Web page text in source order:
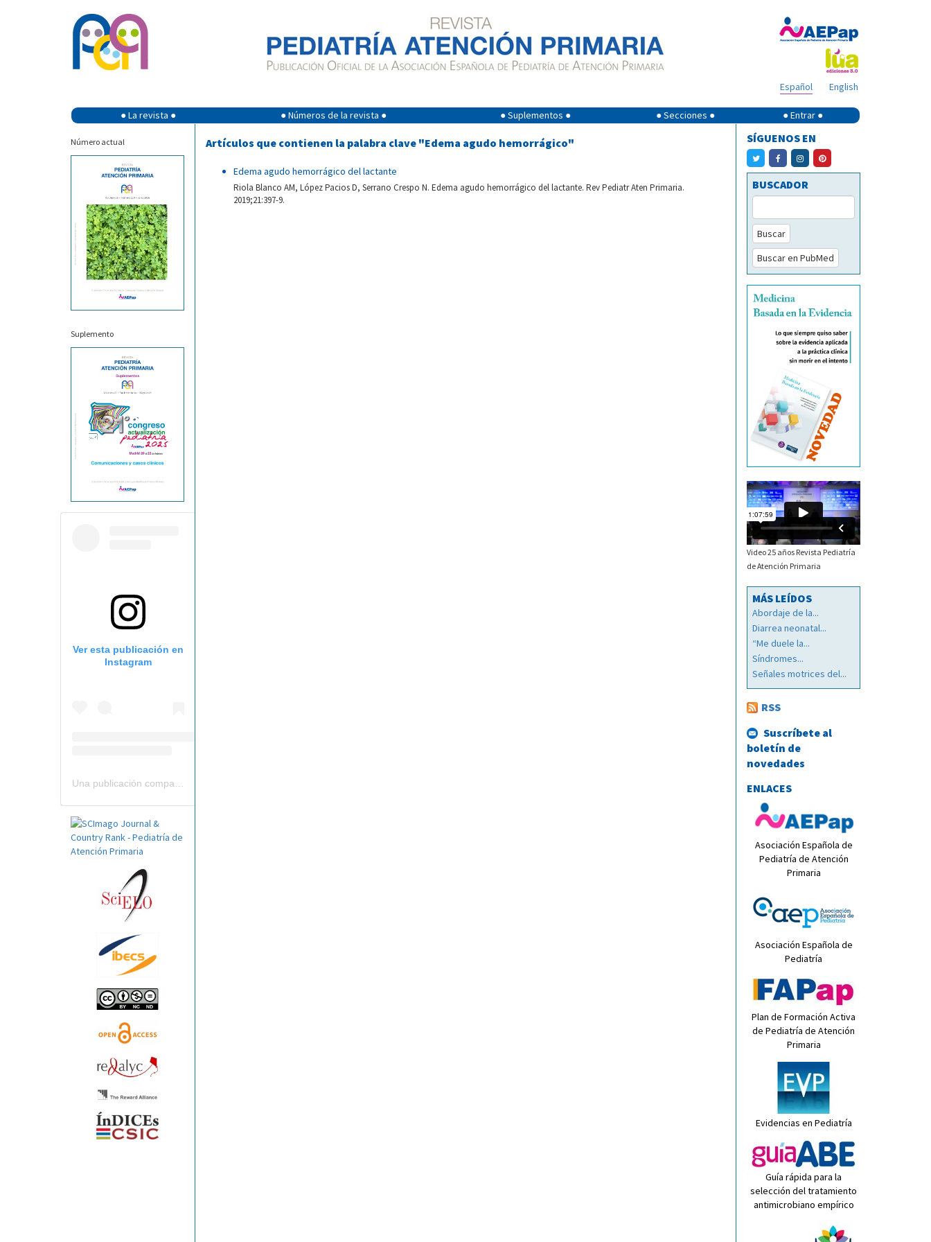
English
Español
● La revista ● ● Números de la revista ● ● Suplementos ● ● Secciones ● ● Entrar ●
Número actual
Suplemento
Ver esta publicación en
Instagram
Artículos que contienen la palabra clave "Edema agudo hemorrágico"
Edema agudo hemorrágico del lactante
Riola Blanco AM, López Pacios D, Serrano Crespo N. Edema agudo hemorrágico del lactante. Rev Pediatr Aten Primaria.
2019;21:397-9.
SÍGUENOS EN
BUSCADOR
Buscar
Buscar en PubMed
Video 25 años Revista Pediatría
de Atención Primaria
MÁS LEÍDOS
Abordaje de la...
Diarrea neonatal...
“Me duele la...
Síndromes...
Señales motrices del...
RSS
Suscríbete al
boletín de
novedades
ENLACES
Asociación Española de
Pediatría de Atención
Primaria
Asociación Española de
Pediatría
Plan de Formación Activa
de Pediatría de Atención
Primaria
Evidencias en Pediatría
Guía rápida para la
selección del tratamiento
antimicrobiano empírico